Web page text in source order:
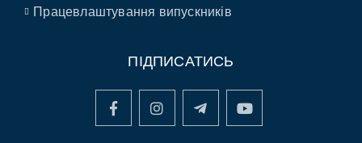
Працевлаштування випускників
ПІДПИСАТИСЬ